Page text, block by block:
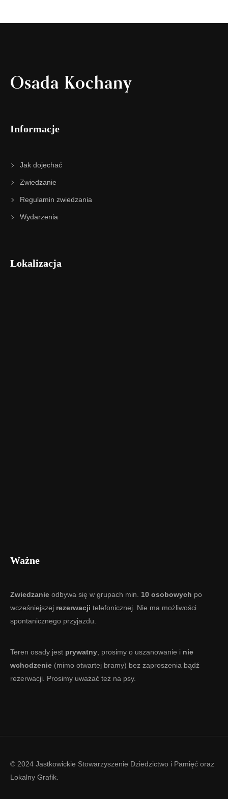
Osada Kochany
Informacje
Jak dojechać
Zwiedzanie
Regulamin zwiedzania
Wydarzenia
Lokalizacja
Ważne
Zwiedzanie odbywa się w grupach min. 10 osobowych po
wcześniejszej rezerwacji telefonicznej. Nie ma możliwości
spontanicznego przyjazdu.
Teren osady jest prywatny , prosimy o uszanowanie i nie
wchodzenie (mimo otwartej bramy) bez zaproszenia bądź
rezerwacji. Prosimy uważać też na psy.
© 2024 Jastkowickie Stowarzyszenie Dziedzictwo i Pamięć oraz
Lokalny Grafik